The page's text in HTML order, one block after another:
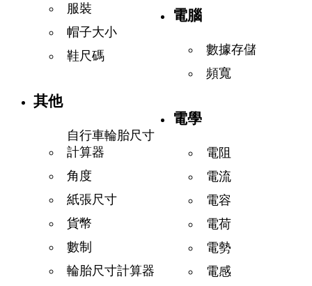
服裝
帽子大小
鞋尺碼
其他
自行車輪胎尺寸
計算器
角度
紙張尺寸
貨幣
數制
輪胎尺寸計算器
電腦
數據存儲
頻寬
電學
電阻
電流
電容
電荷
電勢
電感